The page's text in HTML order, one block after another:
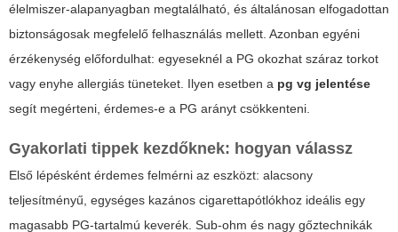
élelmiszer-alapanyagban megtalálható, és általánosan elfogadottan
biztonságosak megfelelő felhasználás mellett. Azonban egyéni
érzékenység előfordulhat: egyeseknél a PG okozhat száraz torkot
vagy enyhe allergiás tüneteket. Ilyen esetben a pg vg jelentése
segít megérteni, érdemes-e a PG arányt csökkenteni.
Gyakorlati tippek kezdőknek: hogyan válassz
Első lépésként érdemes felmérni az eszközt: alacsony
teljesítményű, egységes kazános cigarettapótlókhoz ideális egy
magasabb PG-tartalmú keverék. Sub-ohm és nagy gőztechnikák